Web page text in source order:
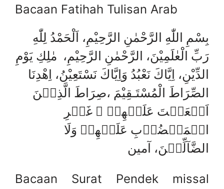
Bacaan Fatihah Tulisan Arab
بِسْمِ اللّٰهِ الرَّحْمٰنِ الرَّحِيْمِ، اَلْحَمْدُ لِلّٰهِ
رَبِّ الْعٰلَمِيْنَ، الرَّحْمٰنِ الرَّحِيْمِ، مٰلِكِ يَوْمِ
الدِّيْنِ، اِيَّاكَ نَعْبُدُ وَاِيَّاكَ نَسْتَعِيْنُ، اِھْدِنَا
الصِّرَاطَ الْمُسْتَـقِيْمَ ،صِرَاطَ الَّذِيۡنَ
اَنۡعَمۡتَ عَلَيۡهِمۡ ۙ غَيۡرِ
الۡمَغۡضُوۡبِ عَلَيۡهِمۡ وَلَا
الضَّآلِّيۡنَ، آمين
Bacaan Surat Pendek missal